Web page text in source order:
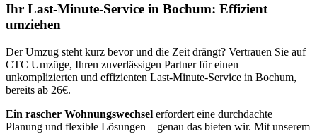
Ihr Last-Minute-Service in Bochum: Effizient
umziehen
Der Umzug steht kurz bevor und die Zeit drängt? Vertrauen Sie auf
CTC Umzüge, Ihren zuverlässigen Partner für einen
unkomplizierten und effizienten Last-Minute-Service in Bochum,
bereits ab 26€.
Ein rascher Wohnungswechsel erfordert eine durchdachte
Planung und flexible Lösungen – genau das bieten wir. Mit unserem